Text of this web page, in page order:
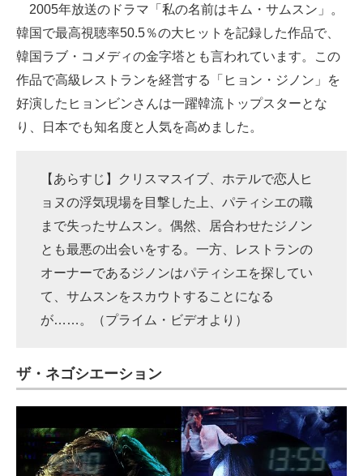
2005年放送のドラマ「私の名前はキム・サムスン」。
韓国で最高視聴率50.5％の大ヒットを記録した作品で、
韓国ラブ・コメディの金字塔とも言われています。この
作品で高級レストランを経営する「ヒョン・ジノン」を
好演したヒョンビンさんは一躍韓流トップスターとな
り、日本でも知名度と人気を高めました。
【あらすじ】クリスマスイブ、ホテルで恋人ヒ
ョヌの浮気現場を目撃した上、パティシエの職
まで失ったサムスン。偶然、居合わせたジノン
とも最悪の出会いをする。一方、レストランの
オーナーであるジノンはパティシエを探してい
て、サムスンをスカウトすることになる
が……。（プライム・ビデオより）
ザ・ネゴシエーション